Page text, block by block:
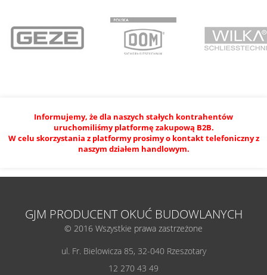
Informujemy, że dla naszych stałych kontrahentów
uruchomiliśmy platformę zakupową B2B.
W celu skorzystania z platformy prosimy o kontakt telefoniczny z
naszym działem handlowym.
GJM PRODUCENT OKUĆ BUDOWLANYCH
© 2016 Wszystkie prawa zastrzeżone
ul. Fr. Bielowicza 85, 32-040 Rzeszotary
12 270 43 49